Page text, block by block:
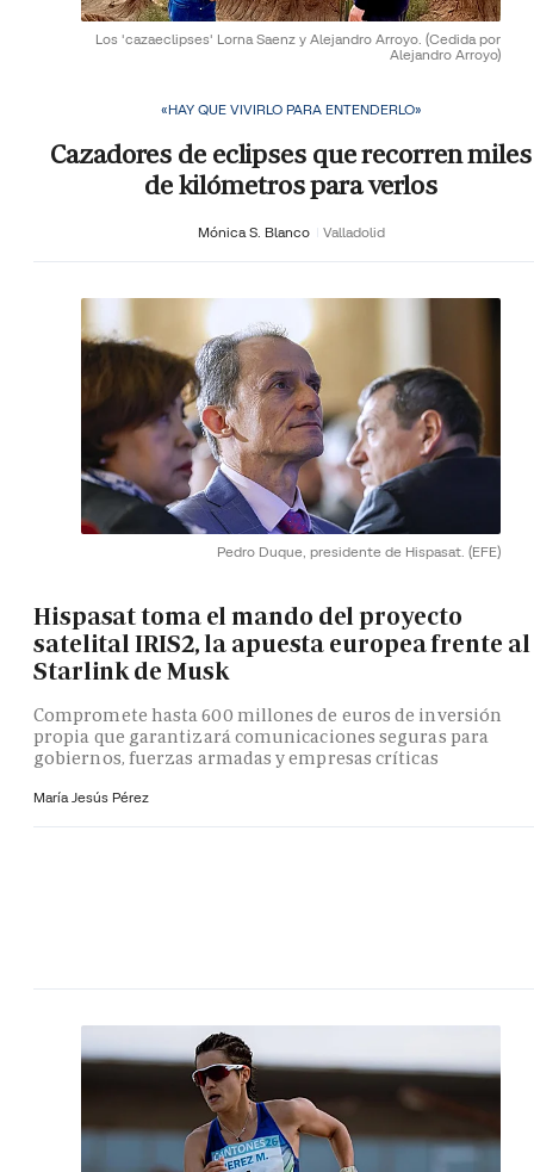
Los 'cazaeclipses' Lorna Saenz y Alejandro Arroyo. (Cedida por
Alejandro Arroyo)
«HAY QUE VIVIRLO PARA ENTENDERLO»
Cazadores de eclipses que recorren miles
de kilómetros para verlos
Mónica S. Blanco Valladolid
Pedro Duque, presidente de Hispasat. (EFE)
Hispasat toma el mando del proyecto
satelital IRIS2, la apuesta europea frente al
Starlink de Musk
Compromete hasta 600 millones de euros de inversión
propia que garantizará comunicaciones seguras para
gobiernos, fuerzas armadas y empresas críticas
María Jesús Pérez